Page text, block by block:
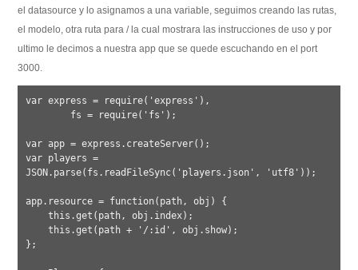
el datasource y lo asignamos a una variable, seguimos creando las rutas,
el modelo, otra ruta para / la cual mostrara las instrucciones de uso y por
ultimo le decimos a nuestra app que se quede escuchando en el port
3000.
var express = require('express'),
var app = express.createServer();
var players =
JSON.parse(fs.readFileSync('players.json', 'utf8'));
app.resource = function(path, obj) {
    this.get(path, obj.index);
    this.get(path + '/:id', obj.show);
};